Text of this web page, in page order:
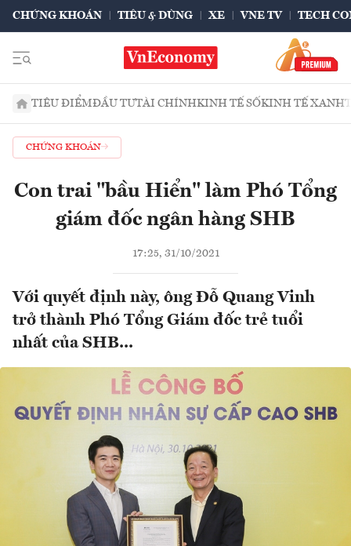
CHỨNG KHOÁN TIÊU & DÙNG XE VNE TV TECH
TIÊU ĐIỂMĐẦU TƯTÀI CHÍNHKINH TẾ SỐKINH TẾ XANH
CHỨNG KHOÁN
Con trai "bầu Hiển" làm Phó Tổng
giám đốc ngân hàng SHB
17:25, 31/10/2021
Với quyết định này, ông Đỗ Quang Vinh
trở thành Phó Tổng Giám đốc trẻ tuổi
nhất của SHB...